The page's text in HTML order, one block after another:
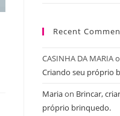
Recent
CASINHA DA MARIA
Criando seu próprio
Mariaon Brincar,
próprio brinquedo.